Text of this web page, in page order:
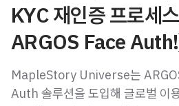
KYC 재인증 프로세
ARGOS Face
MapleStory Universe는
Auth 솔루션을 도입해 글로벌 이